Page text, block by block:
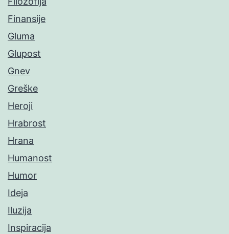
Finansije
Gluma
Glupost
Gnev
Greške
Heroji
Hrabrost
Hrana
Humanost
Humor
Ideja
Iluzija
Inspiracija